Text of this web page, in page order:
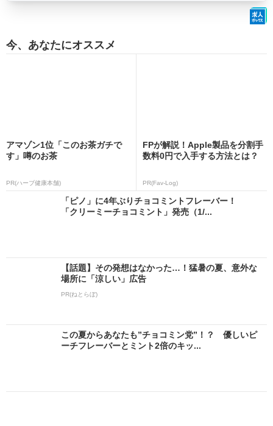
今、あなたにオススメ
アマゾン1位「このお茶ガチで
す」噂のお茶
PR(ハーブ健康本舗)
FPが解説！Apple製品を分割手
数料0円で入手する方法とは？
PR(Fav-Log)
「ピノ」に4年ぶりチョコミントフレーバー！
「クリーミーチョコミント」発売（1/...
【話題】その発想はなかった…！猛暑の夏、意外な
場所に「涼しい」広告
PR(ねとらぼ)
この夏からあなたも”チョコミン党”！？ 優しいピ
ーチフレーバーとミント2倍のキッ...